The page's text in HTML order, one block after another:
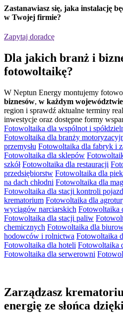
Zastanawiasz się, jaka instalację
w Twojej firmie?
Zapytaj doradcę
Dla jakich branż i
fotowoltaikę?
W Neptun Energy montujemy
biznesów, w każdym
region i sprawdź aktualne terminy
inwestycje oraz dostępne formy
Fotowoltaika dla wspólnot i
Fotowoltaika dla branży
przemysłu Fotowoltaika dla fabryk i
Fotowoltaika dla sklepów
szkół Fotowoltaika dla restauracji
przedsiębiorstw Fotowoltaika dla
na dach chłodni Fotowoltaika dla
Fotowoltaika dla stacji kontroli
krematorium Fotowoltaika dla
wyciągów narciarskich Fotowoltaika
Fotowoltaika dla stacji paliw
chemicznych Fotowoltaika dla
hodowców i rolnictwa Fotowoltaika
Fotowoltaika dla hoteli Fotowoltaika
Fotowoltaika dla serwerowni
Zarządzasz
energię ze słońca